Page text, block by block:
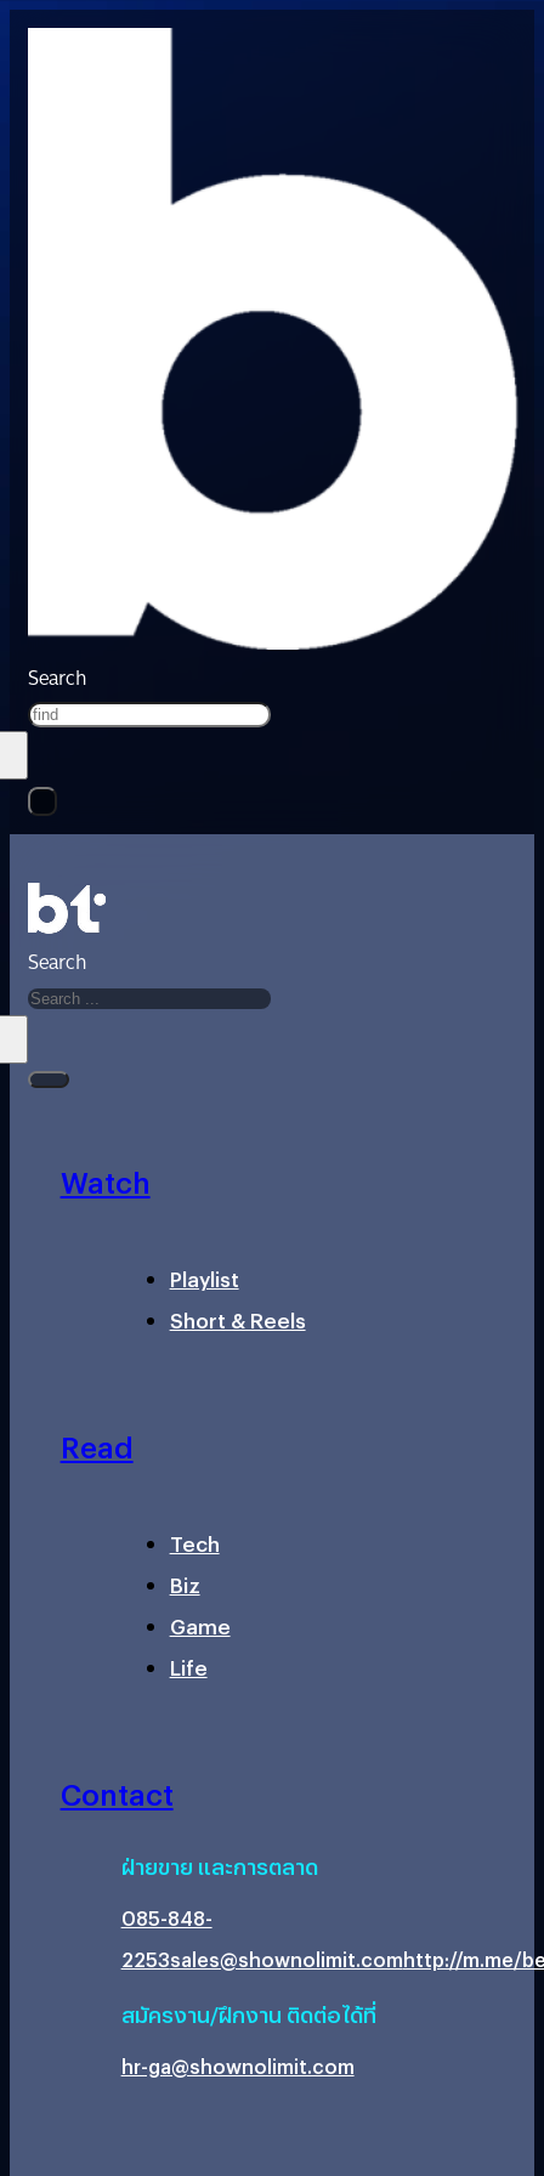
Search
Search
Watch
Playlist
Short & Reels
Read
Tech
Biz
Game
Life
Contact
ฝ่ายขาย และการตลาด
085-848-
2253sales@shownolimit.comhttp://m.me/
สมัครงาน/ฝึกงาน ติดต่อได้ที่
hr-ga@shownolimit.com